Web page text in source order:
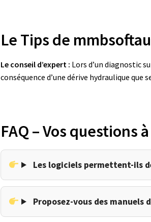
Le Tips de
Le conseil d’expert : Lors d’un diagnostic
conséquence d’une dérive hydraulique
FAQ – Vos questions
Les logiciels permettent-ils
Proposez-vous des manuels